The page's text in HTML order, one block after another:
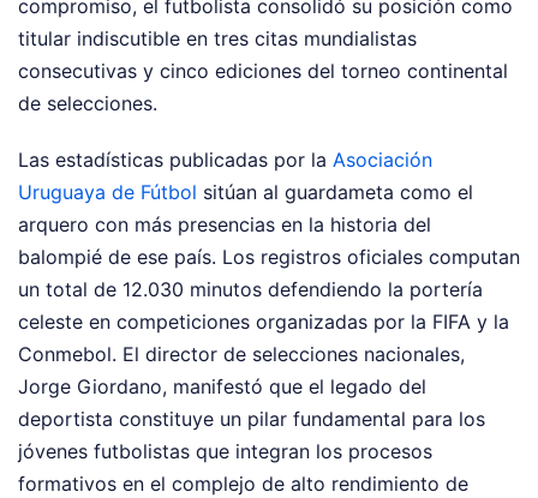
compromiso, el futbolista consolidó su posición como
titular indiscutible en tres citas mundialistas
consecutivas y cinco ediciones del torneo continental
de selecciones.
Las estadísticas publicadas por la Asociación
Uruguaya de Fútbol sitúan al guardameta como el
arquero con más presencias en la historia del
balompié de ese país. Los registros oficiales computan
un total de 12.030 minutos defendiendo la portería
celeste en competiciones organizadas por la FIFA y la
Conmebol. El director de selecciones nacionales,
Jorge Giordano, manifestó que el legado del
deportista constituye un pilar fundamental para los
jóvenes futbolistas que integran los procesos
formativos en el complejo de alto rendimiento de